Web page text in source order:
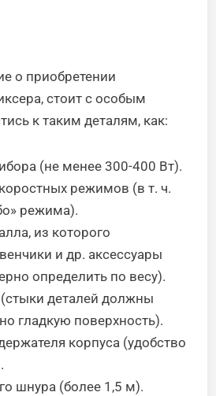
о приобретении
стоит с особым
к таким деталям, как:
(не менее 300-400 Вт).
режимов (в т. ч.
режима).
из которого
и др. аксессуары
определить по весу).
деталей должны
гладкую поверхность).
корпуса (удобство
шнура (более 1,5 м).